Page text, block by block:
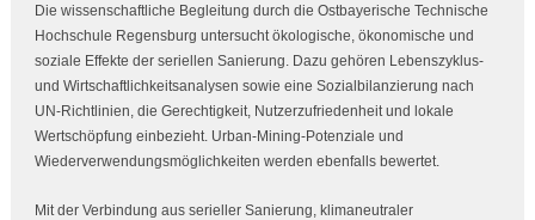
Die wissenschaftliche Begleitung durch die Ostbayerische Technische
Hochschule Regensburg untersucht ökologische, ökonomische und
soziale Effekte der seriellen Sanierung. Dazu gehören Lebenszyklus‑
und Wirtschaftlichkeitsanalysen sowie eine Sozialbilanzierung nach
UN‑Richtlinien, die Gerechtigkeit, Nutzerzufriedenheit und lokale
Wertschöpfung einbezieht. Urban‑Mining‑Potenziale und
Wiederverwendungsmöglichkeiten werden ebenfalls bewertet.
Mit der Verbindung aus serieller Sanierung, klimaneutraler